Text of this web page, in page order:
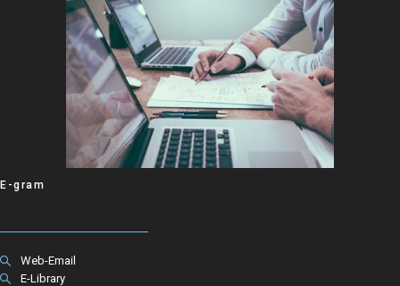
E-gram
Web-Email
E-Library